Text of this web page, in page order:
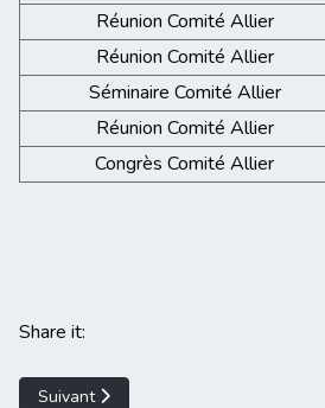
Réunion Comité Allier
Réunion Comité Allier
Séminaire Comité Allier
Réunion Comité Allier
Congrès Comité Allier
Share it:
Article suivant : Indemnités AURA 2026
Suivant